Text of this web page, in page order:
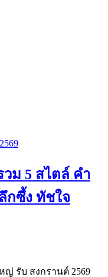
วม 5 สไตล์ คำ
กซึ้ง ทัชใจ
ญ่ รับ สงกรานต์ 2569